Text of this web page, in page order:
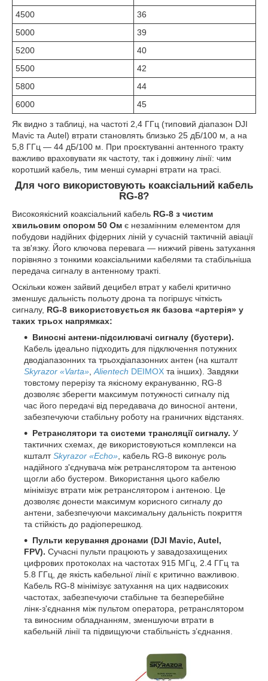
4500
36
5000
39
5200
40
5500
42
5800
44
6000
45
Як видно з таблиці, на частоті 2,4 ГГц (типовий діапазон DJI
Mavic та Autel) втрати становлять близько 25 дБ/100 м, а на
5,8 ГГц — 44 дБ/100 м. При проєктуванні антенного тракту
важливо враховувати як частоту, так і довжину лінії: чим
коротший кабель, тим менші сумарні втрати на трасі.
Для чого використовують коаксіальний кабель
RG-8?
Високоякісний коаксіальний кабель RG-8 з чистим
хвильовим опором 50 Ом є незамінним елементом для
побудови надійних фідерних ліній у сучасній тактичній авіації
та зв'язку. Його ключова перевага — нижчий рівень затухання
порівняно з тонкими коаксіальними кабелями та стабільніша
передача сигналу в антенному тракті.
Оскільки кожен зайвий децибел втрат у кабелі критично
зменшує дальність польоту дрона та погіршує чіткість
сигналу, RG-8 використовується як базова «артерія» у
таких трьох напрямках:
Виносні антени-підсилювачі сигналу (бустери).
Кабель ідеально підходить для підключення потужних
дводіапазонних та трьохдіапазонних антен (на кшталт
Skyrazor «Varta»,Alientech DEIMOX та інших). Завдяки
товстому перерізу та якісному екрануванню, RG-8
дозволяє зберегти максимум потужності сигналу під
час його передачі від передавача до виносної антени,
забезпечуючи стабільну роботу на граничних відстанях.
Ретранслятори та системи трансляції сигналу. У
тактичних схемах, де використовуються комплекси на
кшталтSkyrazor «Echo», кабель RG-8 виконує роль
надійного з'єднувача між ретранслятором та антеною
щогли або бустером. Використання цього кабелю
мінімізує втрати між ретранслятором і антеною. Це
дозволяє донести максимум корисного сигналу до
антени, забезпечуючи максимальну дальність покриття
та стійкість до радіоперешкод.
Пульти керування дронами (DJI Mavic, Autel,
FPV). Сучасні пульти працюють у завадозахищених
цифрових протоколах на частотах 915 МГц, 2.4 ГГц та
5.8 ГГц, де якість кабельної лінії є критично важливою.
Кабель RG-8 мінімізує затухання на цих надвисоких
частотах, забезпечуючи стабільне та безперебійне
лінк-з'єднання між пультом оператора, ретранслятором
та виносним обладнанням, зменшуючи втрати в
кабельній лінії та підвищуючи стабільність з’єднання.